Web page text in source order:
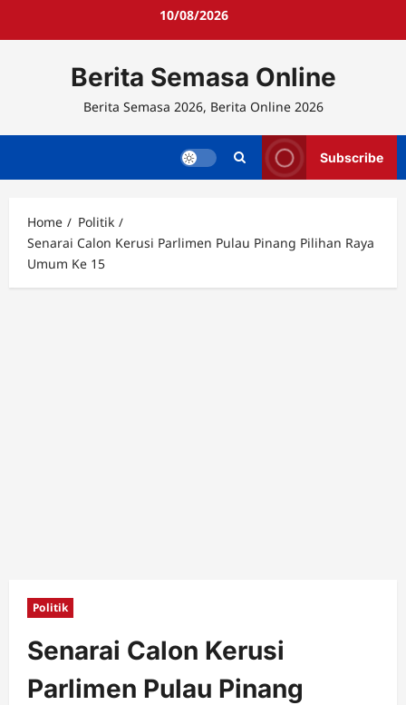
10/08/2026
Berita Semasa Online
Berita Semasa 2026, Berita Online 2026
Subscribe
Home
Politik
Senarai Calon Kerusi Parlimen Pulau Pinang Pilihan Raya
Umum Ke 15
Politik
Senarai Calon Kerusi
Parlimen Pulau Pinang